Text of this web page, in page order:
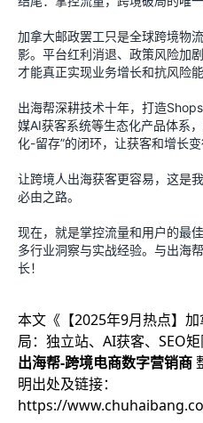
加拿大邮政罢工只是全球跨境物
影。平台红利消退、政策风险加
才能真正实现业务增长和抗风险能
出海帮深耕技术十年，打造
媒AI获客系统等生态化产品体系
化-留存”的闭环，让获客和增长变
让跨境人出海获客更容易，这是
必由之路。
现在，就是掌控流量和用户的最
多行业洞察与实战经验。与出海
长！
本文《 【2025年9月热点】
局：独立站、AI获客、SEO
出海帮-跨境电商数字营销商
明出处及链接：
https://